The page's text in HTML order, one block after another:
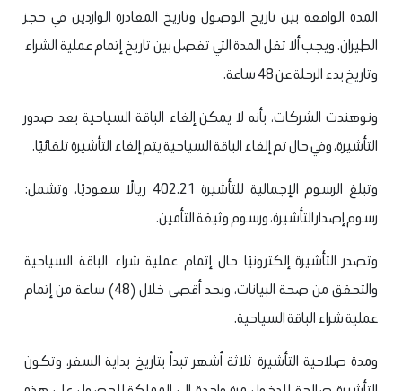
المدة الواقعة بين تاريخ الوصول وتاريخ المغادرة الواردين في حجز
الطيران، ويجب ألا تقل المدة التي تفصل بين تاريخ إتمام عملية الشراء
وتاريخ بدء الرحلة عن 48 ساعة.
ونوهندت الشركات، بأنه لا يمكن إلغاء الباقة السياحية بعد صدور
التأشيرة، وفي حال تم إلغاء الباقة السياحية يتم إلغاء التأشيرة تلقائيًا.
وتبلغ الرسوم الإجمالية للتأشيرة 402.21 ريالًا سعوديًا، وتشمل:
رسوم إصدار التأشيرة، ورسوم وثيقة التأمين.
وتصدر التأشيرة إلكترونيًا حال إتمام عملية شراء الباقة السياحية
والتحقق من صحة البيانات، وبحد أقصى خلال (48) ساعة من إتمام
عملية شراء الباقة السياحية.
ومدة صلاحية التأشيرة ثلاثة أشهر تبدأ بتاريخ بداية السفر، وتكون